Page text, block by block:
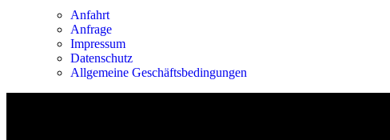
Anfahrt
Anfrage
Impressum
Datenschutz
Allgemeine Geschäftsbedingungen